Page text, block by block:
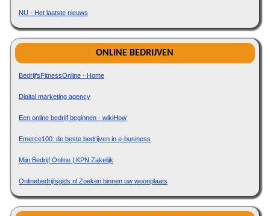
NU - Het laatste nieuws
ONLINE BEDRIJVEN
BedrijfsFitnessOnline - Home
Digital marketing agency
Een online bedrijf beginnen - wikiHow
Emerce100: de beste bedrijven in e-business
Mijn Bedrijf Online | KPN Zakelijk
Onlinebedrijfsgids.nl Zoeken binnen uw woonplaats